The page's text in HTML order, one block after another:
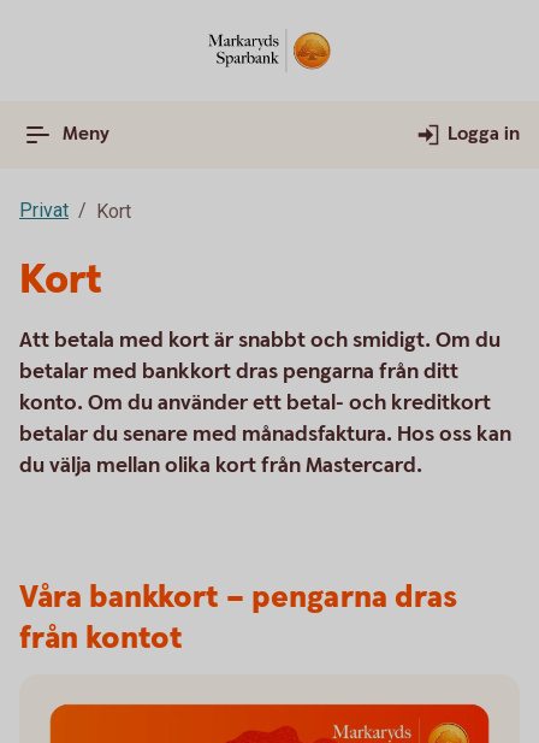
Meny Logga in
Privat Kort
Kort
Att betala med kort är snabbt och smidigt. Om du
betalar med bankkort dras pengarna från ditt
konto. Om du använder ett betal- och kreditkort
betalar du senare med månadsfaktura. Hos oss kan
du välja mellan olika kort från Mastercard.
Våra bankkort – pengarna dras
från kontot